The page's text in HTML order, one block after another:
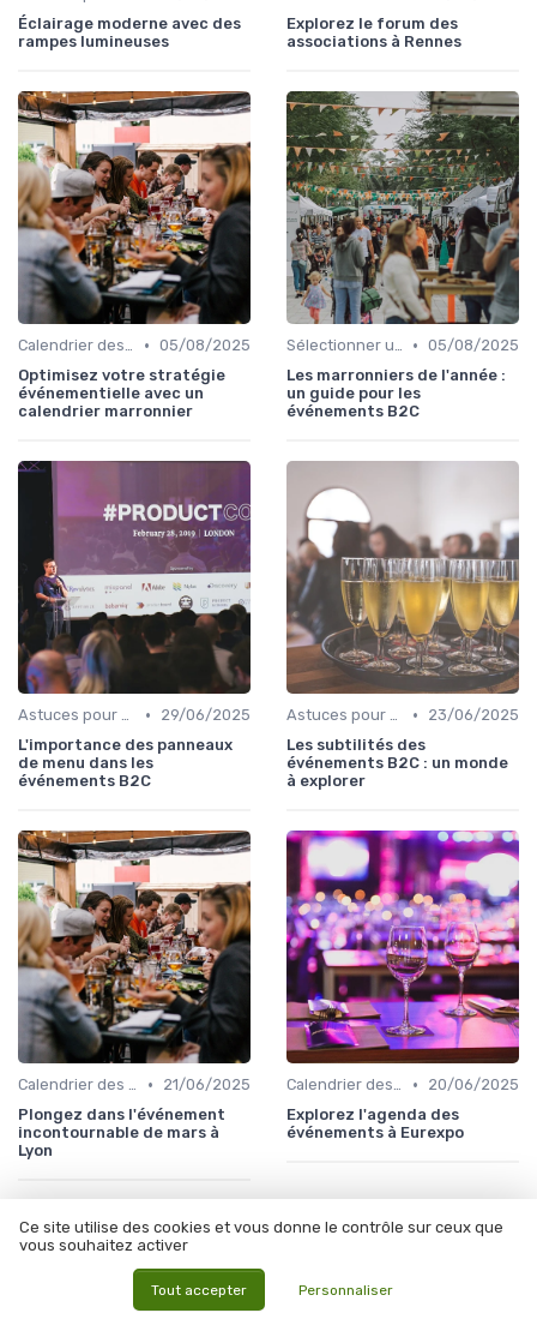
Éclairage moderne avec des
rampes lumineuses
Explorez le forum des
associations à Rennes
Calendrier des Événements Grand Public • 05/08/2025
Optimisez votre stratégie
événementielle avec un
calendrier marronnier
Sélectionner un Événement à Visiter • 05/08/2025
Les marronniers de l'année :
un guide pour les
événements B2C
Astuces pour une Expérience Optimale •
29/06/2025
L'importance des panneaux
de menu dans les
événements B2C
Astuces pour une Expérience Optimale •
23/06/2025
Les subtilités des
événements B2C : un monde
à explorer
Calendrier des Événements Grand Public •
21/06/2025
Plongez dans l'événement
incontournable de mars à
Lyon
Calendrier des Événements Grand Public •
20/06/2025
Explorez l'agenda des
événements à Eurexpo
Les articles par date
Ce site utilise des cookies et vous donne le contrôle sur ceux que
vous souhaitez activer
Tout accepter Personnaliser